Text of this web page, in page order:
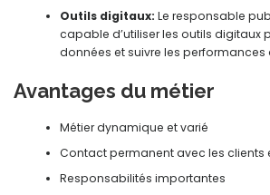
Outils digitaux: Le responsable
capable d’utiliser les outils digitaux
données et suivre les
Avantages du métier
Métier dynamique et varié
Contact permanent avec les clients
Responsabilités importantes